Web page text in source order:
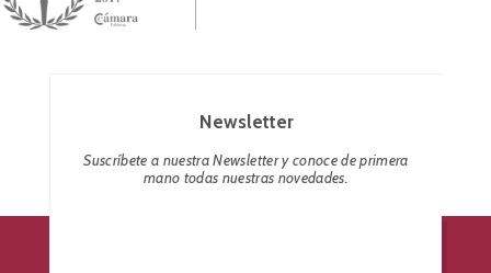
Newsletter
Suscríbete a nuestra Newsletter y conoce de primera
mano todas nuestras novedades.